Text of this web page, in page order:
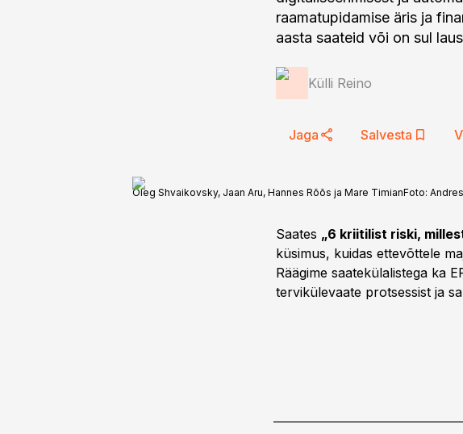
raamatupidamise äris ja
aasta saateid või on sul
Külli Reino
Jaga Salvesta
Oleg Shvaikovsky, Jaan Aru, Hannes Rõõs ja Mare TimianFoto:
Saates „6 kriitilist riski,
küsimus, kuidas ettevõttele
Räägime saatekülalistega ka
tervikülevaate protsessist ja